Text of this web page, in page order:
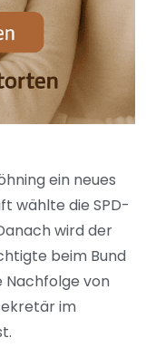
ein neues
wählte die SPD-
wird der
beim Bund
Nachfolge von
im